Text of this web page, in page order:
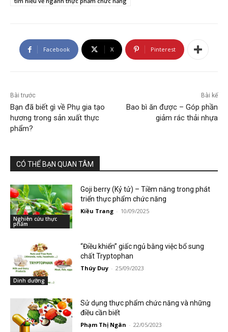
Facebook X Pinterest
Bài trước
Bạn đã biết gì về Phụ gia tạo
hương trong sản xuất thực
phẩm?
Bài kế
Bao bì ăn được – Góp phần
giảm rác thải nhựa
CÓ THỂ BẠN QUAN TÂM
Nghiên cứu thực
phẩm
Goji berry (Kỷ tử) – Tiềm năng trong phát
triển thực phẩm chức năng
Kiều Trang - 10/09/2025
Dinh dưỡng
“Điều khiển” giấc ngủ bằng việc bổ sung
chất Tryptophan
Thúy Duy - 25/09/2023
Sử dụng thực phẩm chức năng và những
điều cần biết
Phạm Thị Ngân - 22/05/2023